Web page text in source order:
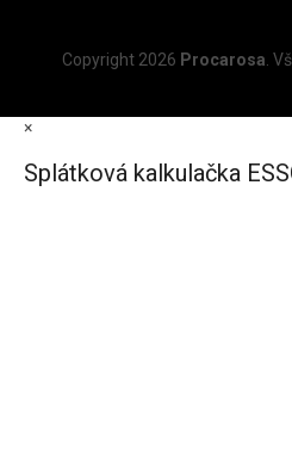
Copyright 2026 Procarosa.
×
Splátková kalkulačka